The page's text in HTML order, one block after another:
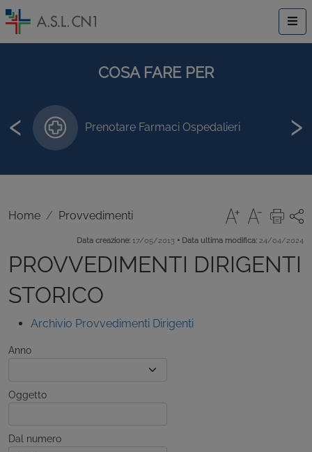
COSA FARE PER
Prenotare Farmaci Ospedalieri
‹ ›
Home Provvedimenti
Data creazione: 17/05/2013 • Data ultima modifica: 24/04/2024
PROVVEDIMENTI DIRIGENTI
STORICO
Archivio Provvedimenti Dirigenti
Anno
Oggetto
Dal numero